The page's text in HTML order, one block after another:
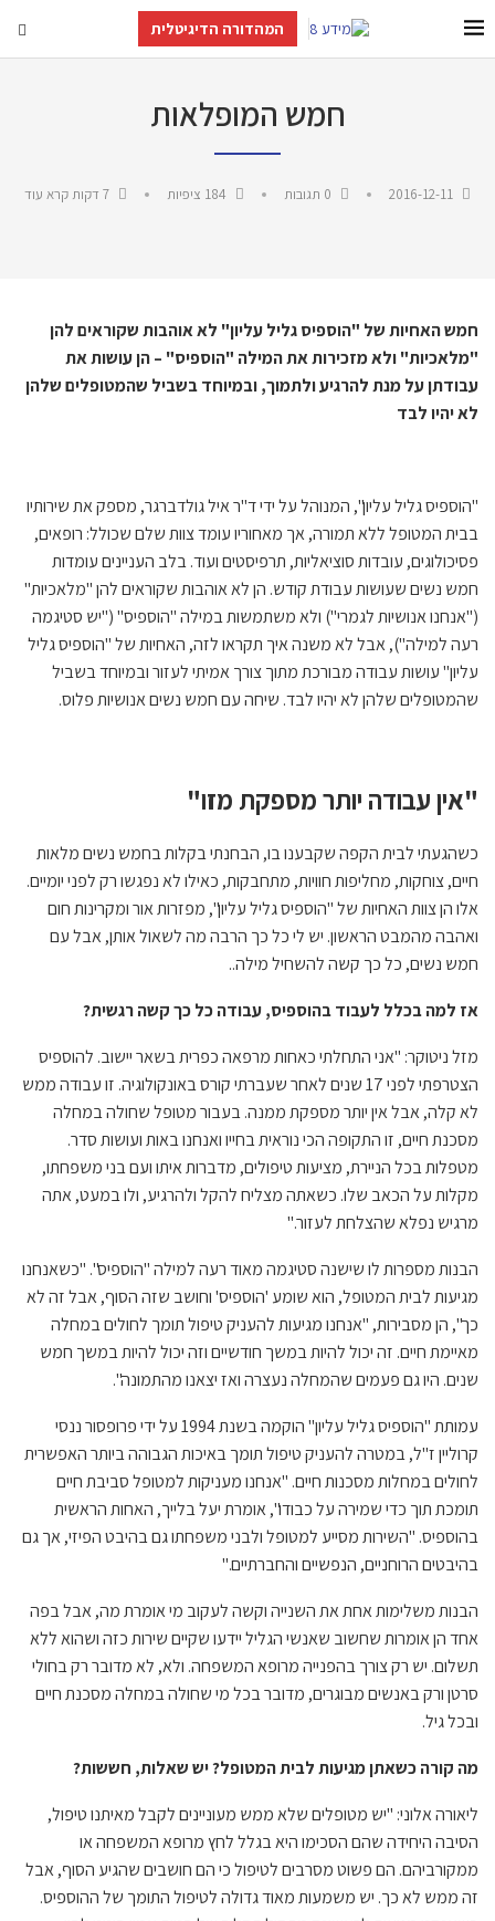
המהדורה הדיגיטלית
חמש המופלאות
2016-12-11
184 ציפיות
חמש האחיות של "הוספיס גליל עליון" לא אוהבות שקוראים להן
"מלאכיות" ולא מזכירות את המילה "הוספיס" – הן עושות את
עבודתן על מנת להרגיע ולתמוך, ובמיוחד בשביל שהמטופלים שלהן
לא יהיו לבד
"הוספיס גליל עליון", המנוהל על ידי ד"ר איל גולדברגר, מספק את שירותיו
בבית המטופל ללא תמורה, אך מאחוריו עומד צוות שלם שכולל: רופאים,
פסיכולוגים, עובדות סוציאליות, תרפיסטים ועוד. בלב העניינים עומדות
חמש נשים שעושות עבודת קודש. הן לא אוהבות שקוראים להן "מלאכיות"
("אנחנו אנושיות לגמרי") ולא משתמשות במילה "הוספיס" ("יש סטיגמה
רעה למילה"), אבל לא משנה איך תקראו לזה, האחיות של "הוספיס גליל
עליון" עושות עבודה מבורכת מתוך צורך אמיתי לעזור ובמיוחד בשביל
שהמטופלים שלהן לא יהיו לבד. שיחה עם חמש נשים אנושיות פלוס.
"אין עבודה יותר מספקת מזו"
כשהגעתי לבית הקפה שקבענו בו, הבחנתי בקלות בחמש נשים מלאות
חיים, צוחקות, מחליפות חוויות, מתחבקות, כאילו לא נפגשו רק לפני יומיים.
אלו הן צוות האחיות של "הוספיס גליל עליון", מפזרות אור ומקרינות חום
ואהבה מהמבט הראשון. יש לי כל כך הרבה מה לשאול אותן, אבל עם
חמש נשים, כל כך קשה להשחיל מילה..
אז למה בכלל לעבוד בהוספיס, עבודה כל כך קשה רגשית?
מזל ניטוקר: "אני התחלתי כאחות מרפאה כפרית בשאר יישוב. להוספיס
הצטרפתי לפני 17 שנים לאחר שעברתי קורס באונקולוגיה. זו עבודה ממש
לא קלה, אבל אין יותר מספקת ממנה. בעבור מטופל שחולה במחלה
מסכנת חיים, זו התקופה הכי נוראית בחייו ואנחנו באות ועושות סדר.
מטפלות בכל הניירת, מציעות טיפולים, מדברות איתו ועם בני משפחתו,
מקלות על הכאב שלו. כשאתה מצליח להקל ולהרגיע, ולו במעט, אתה
מרגיש נפלא שהצלחת לעזור."
הבנות מספרות לו שישנה סטיגמה מאוד רעה למילה "הוספיס". "כשאנחנו
מגיעות לבית המטופל, הוא שומע 'הוספיס' וחושב שזה הסוף, אבל זה לא
כך", הן מסבירות, "אנחנו מגיעות להעניק טיפול תומך לחולים במחלה
מאיימת חיים. זה יכול להיות במשך חודשיים וזה יכול להיות במשך חמש
שנים. היו גם פעמים שהמחלה נעצרה ואז יצאנו מהתמונה".
עמותת "הוספיס גליל עליון" הוקמה בשנת 1994 על ידי פרופסור ננסי
קרוליין ז"ל, במטרה להעניק טיפול תומך באיכות הגבוהה ביותר האפשרית
לחולים במחלות מסכנות חיים. "אנחנו מעניקות למטופל סביבת חיים
תומכת תוך כדי שמירה על כבודו", אומרת יעל בלייך, האחות הראשית
בהוספיס. "השירות מסייע למטופל ולבני משפחתו גם בהיבט הפיזי, אך גם
בהיבטים הרוחניים, הנפשיים והחברתיים."
הבנות משלימות אחת את השנייה וקשה לעקוב מי אומרת מה, אבל בפה
אחד הן אומרות שחשוב שאנשי הגליל יידעו שקיים שירות כזה ושהוא ללא
תשלום. יש רק צורך בהפנייה מרופא המשפחה. ולא, לא מדובר רק בחולי
סרטן ורק באנשים מבוגרים, מדובר בכל מי שחולה במחלה מסכנת חיים
ובכל גיל.
מה קורה כשאתן מגיעות לבית המטופל? יש שאלות, חששות?
ליאורה אלוני: "יש מטופלים שלא ממש מעוניינים לקבל מאיתנו טיפול,
הסיבה היחידה שהם הסכימו היא בגלל לחץ מרופא המשפחה או
ממקורביהם. הם פשוט מסרבים לטיפול כי הם חושבים שהגיע הסוף, אבל
זה ממש לא כך. יש משמעות מאוד גדולה לטיפול התומך של ההוספיס.